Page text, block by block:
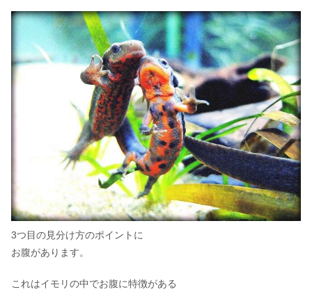
3つ目の見分け方のポイントに
お腹があります。
これはイモリの中でお腹に特徴がある